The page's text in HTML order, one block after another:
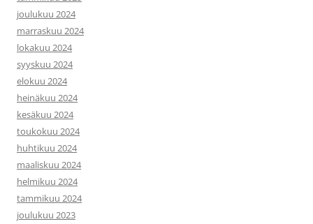
joulukuu 2024
marraskuu 2024
lokakuu 2024
syyskuu 2024
elokuu 2024
heinäkuu 2024
kesäkuu 2024
toukokuu 2024
huhtikuu 2024
maaliskuu 2024
helmikuu 2024
tammikuu 2024
joulukuu 2023